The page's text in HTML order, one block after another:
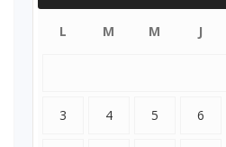
L M M J
3 4 5 6